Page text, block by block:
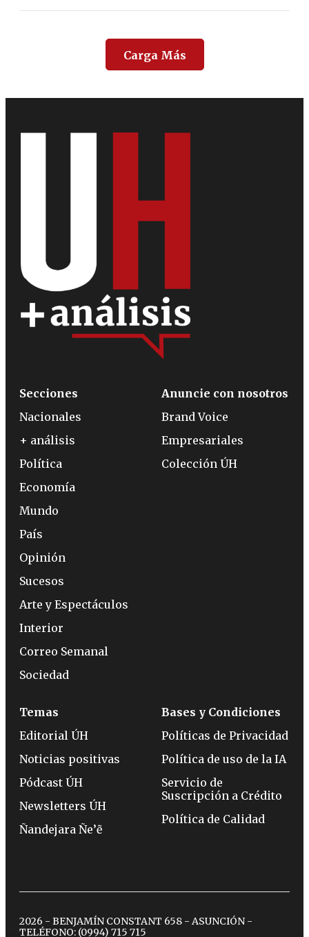
Carga Más
Secciones
Nacionales
+ análisis
Política
Economía
Mundo
País
Opinión
Sucesos
Arte y Espectáculos
Interior
Correo Semanal
Sociedad
Anuncie con nosotros
Brand Voice
Empresariales
Colección ÚH
Temas
Editorial ÚH
Noticias positivas
Pódcast ÚH
Newsletters ÚH
Ñandejara Ñe’ẽ
Bases y Condiciones
Políticas de Privacidad
Política de uso de la IA
Servicio de
Suscripción a Crédito
Política de Calidad
2026 - BENJAMÍN CONSTANT 658 - ASUNCIÓN -
TELÉFONO: (0994) 715 715